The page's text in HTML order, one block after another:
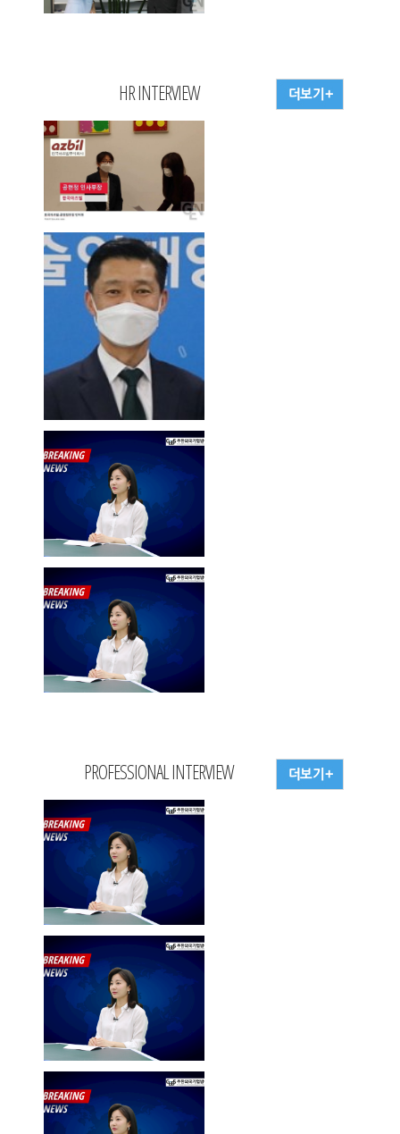
HR INTERVIEW
PROFESSIONAL INTERVIEW